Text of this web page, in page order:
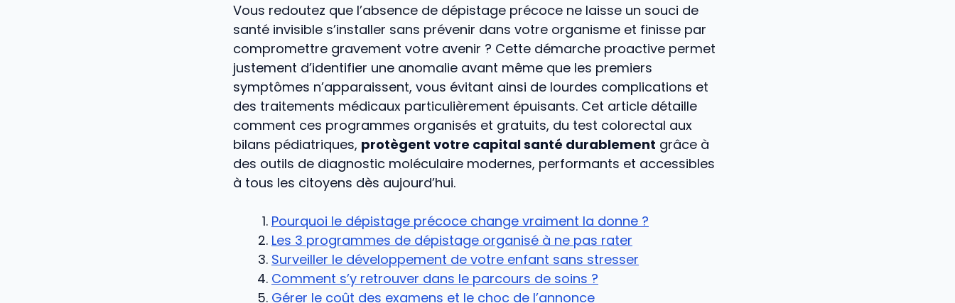
Vous redoutez que l’absence de dépistage précoce ne laisse un souci de
santé invisible s’installer sans prévenir dans votre organisme et finisse par
compromettre gravement votre avenir ? Cette démarche proactive permet
justement d’identifier une anomalie avant même que les premiers
symptômes n’apparaissent, vous évitant ainsi de lourdes complications et
des traitements médicaux particulièrement épuisants. Cet article détaille
comment ces programmes organisés et gratuits, du test colorectal aux
bilans pédiatriques, protègent votre capital santé durablement grâce à
des outils de diagnostic moléculaire modernes, performants et accessibles
à tous les citoyens dès aujourd’hui.
Pourquoi le dépistage précoce change vraiment la donne ?
Les 3 programmes de dépistage organisé à ne pas rater
Surveiller le développement de votre enfant sans stresser
Comment s’y retrouver dans le parcours de soins ?
Gérer le coût des examens et le choc de l’annonce